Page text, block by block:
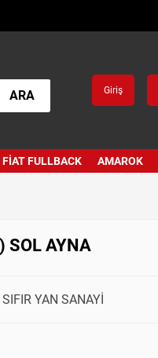
ARA Giriş
FIAT FULLBACK AMAROK
SOL AYNA
YAN SANAYİ